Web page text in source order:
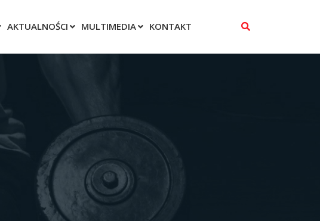
AKTUALNOŚCI MULTIMEDIA KONTAKT